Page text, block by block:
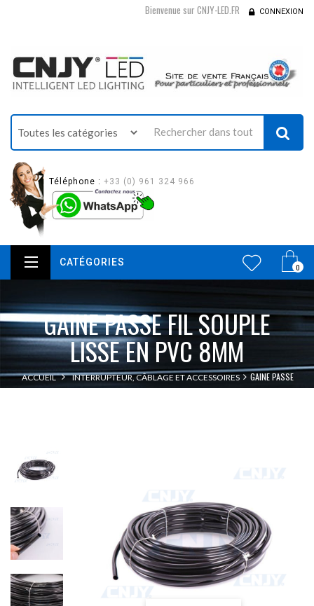
Bienvenue sur CNJY-LED.FR CONNEXION
Téléphone : +33 (0) 961 324 966
0
CATÉGORIES
GAINE PASSE FIL SOUPLE
LISSE EN PVC 8MM
ACCUEIL INTERRUPTEUR, CÂBLAGE ET ACCESSOIRES
GAINE PASSE